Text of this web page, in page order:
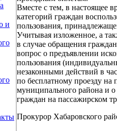
и
Вместе с тем, в настоящее
категорий граждан
пользования,
Учитывая изложенное, а
в случае обращения
вопрос о предъявлении
пользования
незаконными действий в
по бесплатному проезду на
муниципального района и
граждан на пассажирском
Прокурор Хабаровского